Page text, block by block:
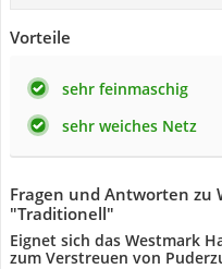
Vorteile
sehr feinmaschig
sehr weiches Netz
Fragen und Antworten zu
"Traditionell"
Eignet sich das Westmark
zum Verstreuen von